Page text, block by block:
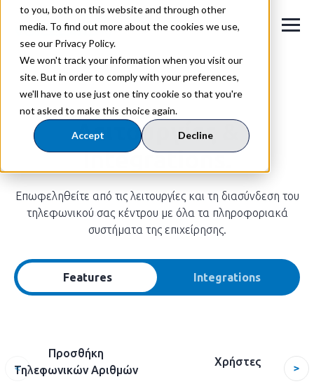
to you, both on this website and through other
media. To find out more about the cookies we use,
see our Privacy Policy.
We won't track your information when you visit our
site. But in order to comply with your preferences,
we'll have to use just one tiny cookie so that you're
not asked to make this choice again.
Accept Decline
ΣΥΓΧΡΟΝΑ BUSINESS ΣΥΣΤΗΜΑΤΑ
Λειτουργίες &
Integrations.
Επωφεληθείτε από τις λειτουργίες και τη διασύνδεση του
τηλεφωνικού σας κέντρου με όλα τα πληροφοριακά
συστήματα της επιχείρησης.
Features Integrations
Προσθήκη
Τηλεφωνικών Αριθμών
Χρήστες